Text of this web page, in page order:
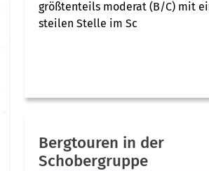
größtenteils moderat (B/C) mit
steilen Stelle im Sc
Bergtouren in der
Schobergruppe